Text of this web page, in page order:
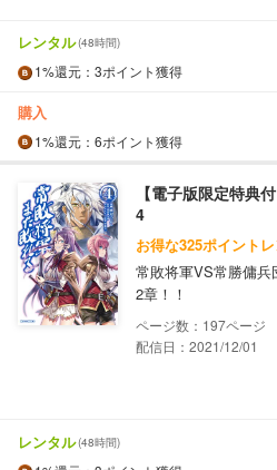
レンタル(48時間)
1%還元 ：3ポイント獲得
購入
1%還元 ：6ポイント獲得
【電子版限定特典
4
お得な325ポイント
常敗将軍VS常勝傭
2章！！
197
配信日：2021/12/01
レンタル(48時間)